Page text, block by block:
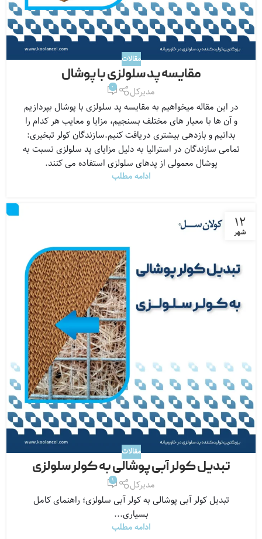
مقالات
مقایسه پد سلولزی با پوشال
مدیرکل 0
در این مقاله میخواهیم به مقایسه پد سلولزی با پوشال بپردازیم
و آن ها با معیار های مختلف بسنجیم، مزایا و معایب هر کدام را
بدانیم و بازدهی بیشتری دریافت کنیم.سازندگان کولر تبخیری:
تمامی سازندگان در استرالیا به دلیل مزایای پد سلولزی نسبت به
پوشال معمولی از پدهای سلولزی استفاده می کنند.
ادامه مطلب
۱۲
شهر
مقالات
تبدیل کولر آبی پوشالی به کولر سلولزی
مدیرکل 1
تبدیل کولر آبی پوشالی به کولر آبی سلولزی؛ راهنمای کامل
بسیاری...
ادامه مطلب